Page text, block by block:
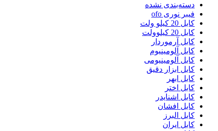
دسته‌بندی نشده
فیبر نوری ofo
کابل 20 کیلو ولت
کابل 20 کیلوولت
کابل آرموردار
کابل آلومینیوم
کابل آلومینیومی
کابل ابزار دقیق
کابل ابهر
کابل اختر
کابل اشنایدر
کابل افشان
کابل البرز
کابل ایران